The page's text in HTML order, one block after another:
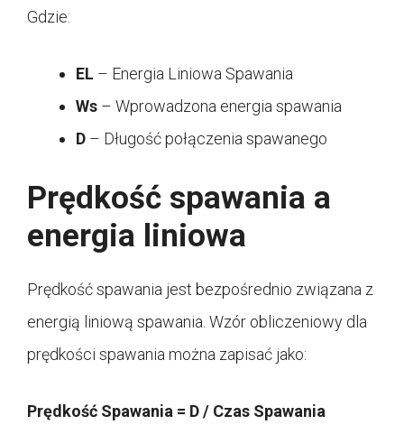
Gdzie:
EL – Energia Liniowa Spawania
Ws – Wprowadzona energia spawania
D – Długość połączenia spawanego
Prędkość spawania a
energia liniowa
Prędkość spawania jest bezpośrednio związana z
energią liniową spawania. Wzór obliczeniowy dla
prędkości spawania można zapisać jako:
Prędkość Spawania = D / Czas Spawania